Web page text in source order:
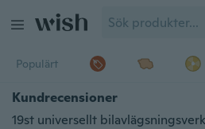
Populärt
Kundrecensioner